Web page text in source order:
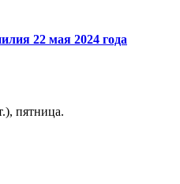
22 мая 2024 года
пятница.